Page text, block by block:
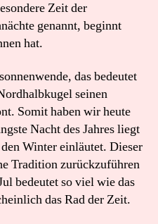
Zeit der
genannt, beginnt
hat.
das bedeutet
seinen
Somit haben wir heute
Nacht des Jahres liegt
Winter einläutet. Dieser
Tradition zurückzuführen
bedeutet so viel wie das
das Rad der Zeit.